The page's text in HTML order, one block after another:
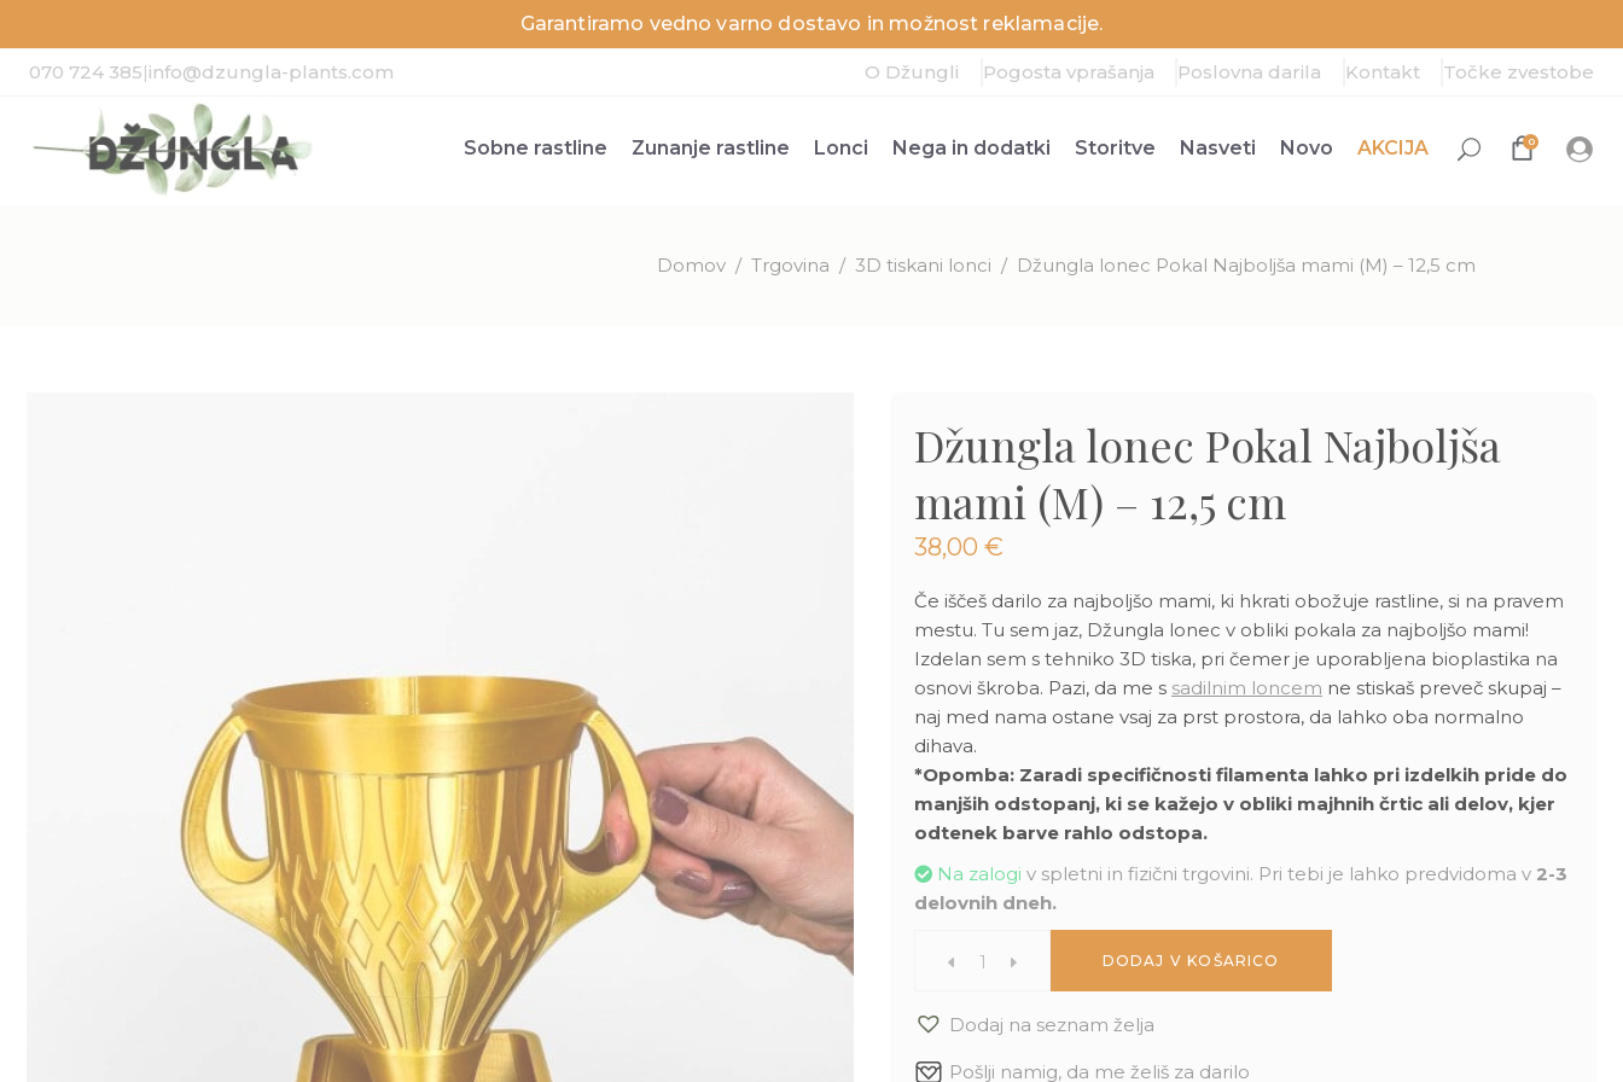
Garantiramo vedno varno dostavo in možnost reklamacije.
070 724 385|info@dzungla-plants.com O Džungli Pogosta vprašanja Poslovna darila Kontakt Točke zvestobe
Sobne rastline Zunanje rastline Lonci Nega in dodatki Storitve Nasveti Novo AKCIJA 0
Domov / Trgovina / 3D tiskani lonci / Džungla lonec Pokal Najboljša mami (M) – 12,5 cm
Džungla lonec Pokal Najboljša
mami (M) – 12,5 cm
38,00 €
Če iščeš darilo za najboljšo mami, ki hkrati obožuje rastline, si na pravem
mestu. Tu sem jaz, Džungla lonec v obliki pokala za najboljšo mami!
Izdelan sem s tehniko 3D tiska, pri čemer je uporabljena bioplastika na
osnovi škroba. Pazi, da me s sadilnim loncem ne stiskaš preveč skupaj –
naj med nama ostane vsaj za prst prostora, da lahko oba normalno
dihava.
*Opomba: Zaradi specifičnosti filamenta lahko pri izdelkih pride do
manjših odstopanj, ki se kažejo v obliki majhnih črtic ali delov, kjer
odtenek barve rahlo odstopa.
Na zalogi v spletni in fizični trgovini. Pri tebi je lahko predvidoma v 2-3
delovnih dneh.
Džungla
lonec
DODAJ V KOŠARICO
Dodaj na seznam želja
Pošlji namig, da me želiš za darilo